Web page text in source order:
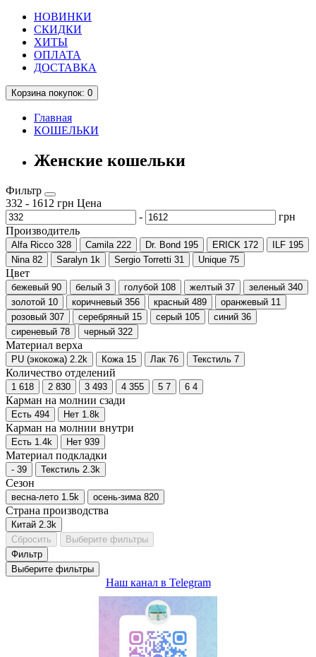
НОВИНКИ
СКИДКИ
ХИТЫ
ОПЛАТА
ДОСТАВКА
Корзинапокупок: 0
Главная
КОШЕЛЬКИ
Женские кошельки
Фильтр
332 - 1612 грн Цена
-
грн
Производитель
Alfa Ricco 328 Camila 222 Dr. Bond 195 ERICK 172 ILF 195
Nina 82 Saralyn 1k Sergio Torretti 31 Unique 75
Цвет
бежевый 90 белый 3 голубой 108 желтый 37 зеленый 340
золотой 10 коричневый 356 красный 489 оранжевый 11
розовый 307 серебряный 15 серый 105 синий 36
сиреневый 78 черный 322
Материал верха
PU (экокожа) 2.2k Кожа 15 Лак 76 Текстиль 7
Количество отделений
1 618 2 830 3 493 4 355 5 7 6 4
Карман на молнии сзади
Есть 494 Нет 1.8k
Карман на молнии внутри
Есть 1.4k Нет 939
Материал подкладки
- 39 Текстиль 2.3k
Сезон
весна-лето 1.5k осень-зима 820
Страна производства
Китай 2.3k
Сбросить
Выберите фильтры
Фильтр
Выберите фильтры
Наш канал в Telegram